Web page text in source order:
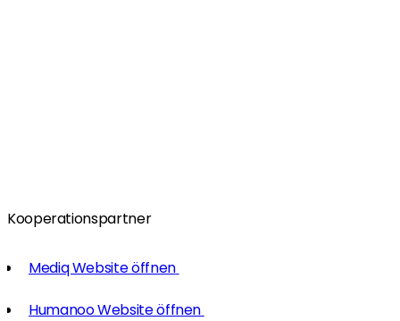
Kooperationspartner
Mediq Website öffnen
Humanoo Website öffnen